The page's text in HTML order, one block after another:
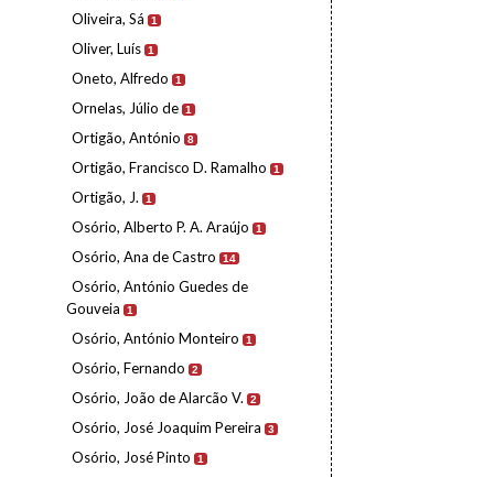
Oliveira, Sá 1
Oliver, Luís 1
Oneto, Alfredo 1
Ornelas, Júlio de 1
Ortigão, António 8
Ortigão, Francisco D. Ramalho 1
Ortigão, J. 1
Osório, Alberto P. A. Araújo 1
Osório, Ana de Castro 14
Osório, António Guedes de
Gouveia
1
Osório, António Monteiro 1
Osório, Fernando 2
Osório, João de Alarcão V. 2
Osório, José Joaquim Pereira 3
Osório, José Pinto 1